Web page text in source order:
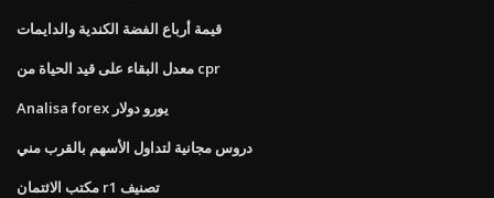
قيمة أرباع الفضة الكندية والدايمات
معدل البقاء على قيد الحياة من cpr
Analisa forex يورو دولار
دروس مجانية لتداول الأسهم بالقرب مني
مكتب الائتمان r1 تصنيف